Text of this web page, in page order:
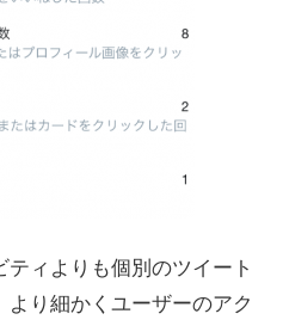
ィよりも個別のツイート
り細かくユーザーのアク